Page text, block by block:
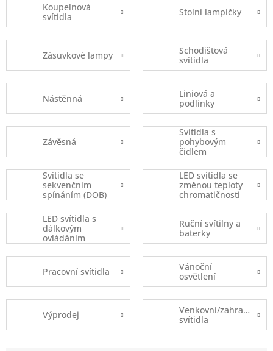
Koupelnová
svítidla
Stolní lampičky
Zásuvkové lampy
Schodišťová
svítidla
Nástěnná
Liniová a
podlinky
Závěsná
Svítidla s
pohybovým
čidlem
Svítidla se
sekvenčním
spínáním (DOB)
LED svítidla se
změnou teploty
chromatičnosti
LED svítidla s
dálkovým
ovládáním
Ruční svítilny a
baterky
Pracovní svítidla
Vánoční
osvětlení
Výprodej
Venkovní/zahradní
svítidla